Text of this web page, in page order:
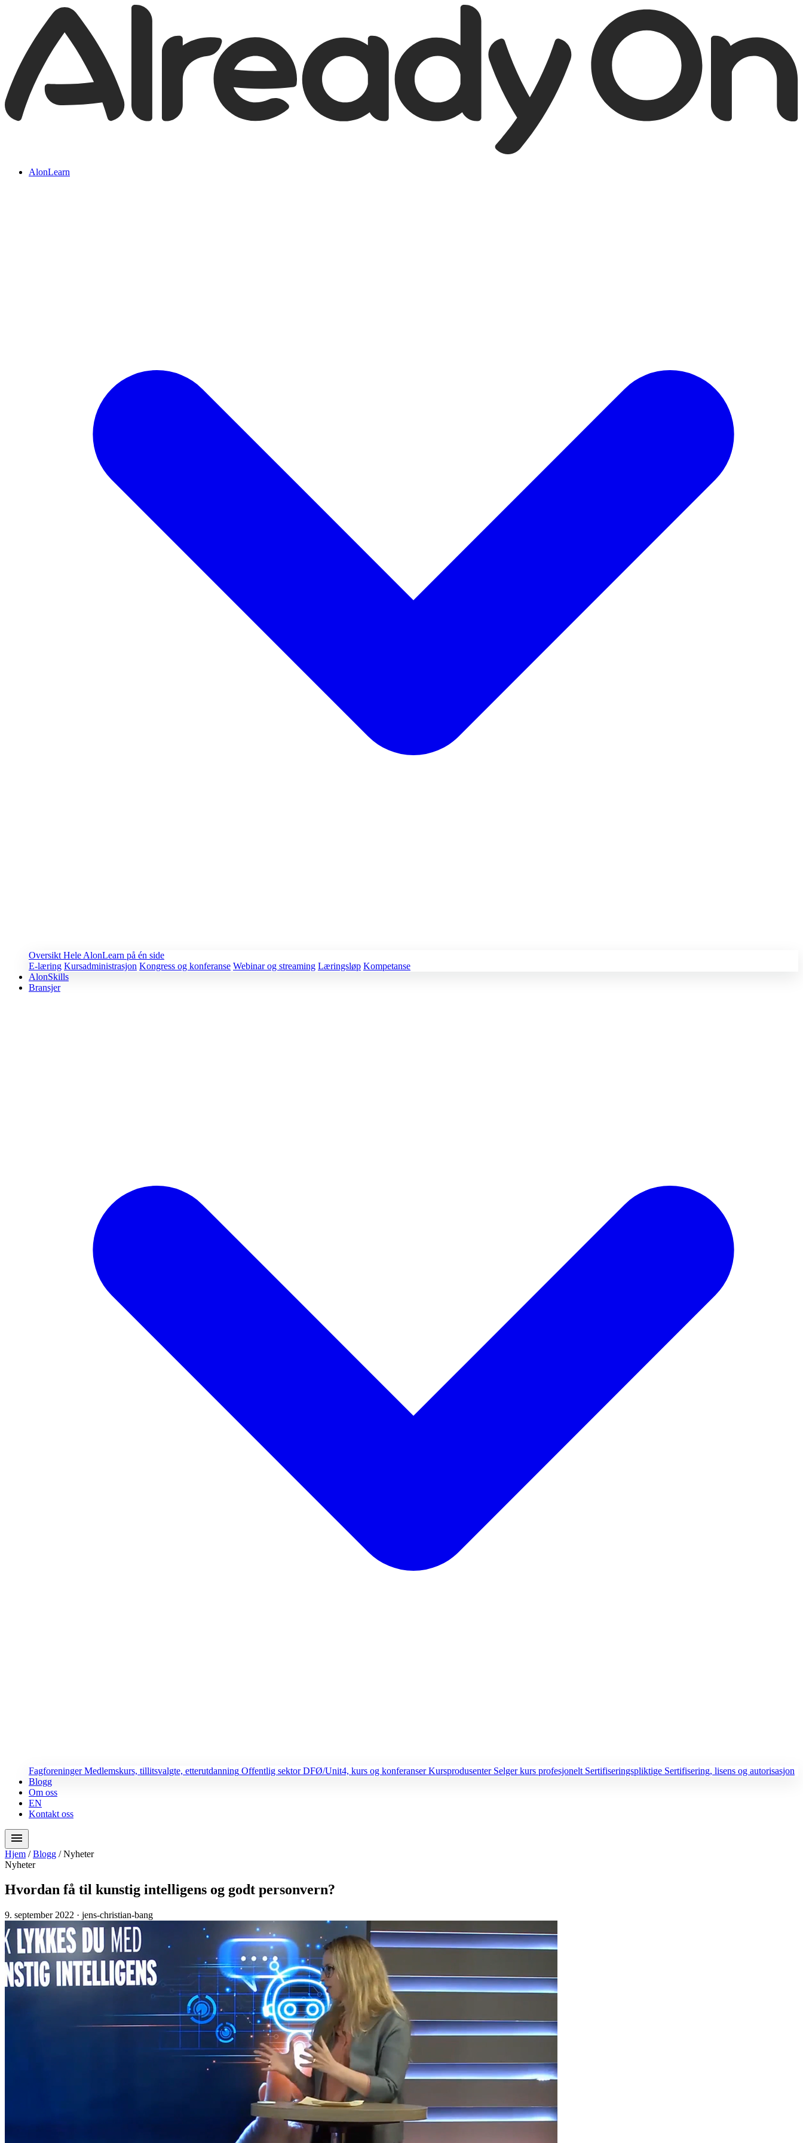
AlonLearn
Oversikt Hele AlonLearn på én side
E-læring Kursadministrasjon Kongress og konferanse Webinar og streaming Læringsløp Kompetanse
AlonSkills
Bransjer
FagforeningerMedlemskurs, tillitsvalgte, etterutdanning Offentlig sektorDFØ/Unit4, kurs og konferanser Kursprodusenter Selger kurs profesjonelt Sertifiseringspliktige Sertifisering, lisens og autorisasjon
Blogg
Om oss
EN
Kontakt oss
menu
Hjem / Blogg / Nyheter
Nyheter
Hvordan få til kunstig intelligens og godt personvern?
9. september 2022 · jens-christian-bang